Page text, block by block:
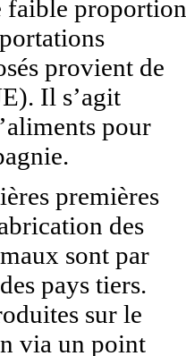
faible proportion
provient de
Il s’agit
pour
premières
des
sont par
pays tiers.
sur le
via un point